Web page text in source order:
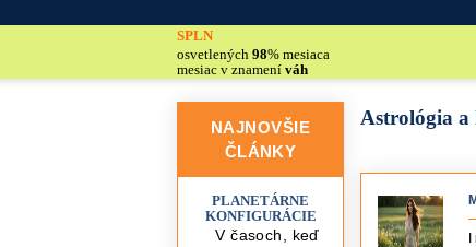
SPLN
osvetlených 98% mesiaca
mesiac v znamení váh
NAJNOVŠIE
ČLÁNKY
PLANETÁRNE
KONFIGURÁCIE
V časoch, keď
Astrológia